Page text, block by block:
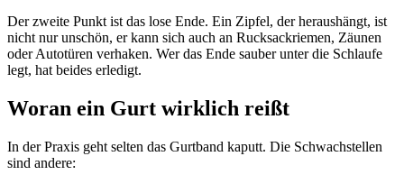
Der zweite Punkt ist das lose Ende. Ein Zipfel, der heraushängt, ist
nicht nur unschön, er kann sich auch an Rucksackriemen, Zäunen
oder Autotüren verhaken. Wer das Ende sauber unter die Schlaufe
legt, hat beides erledigt.
Woran ein Gurt wirklich reißt
In der Praxis geht selten das Gurtband kaputt. Die Schwachstellen
sind andere: